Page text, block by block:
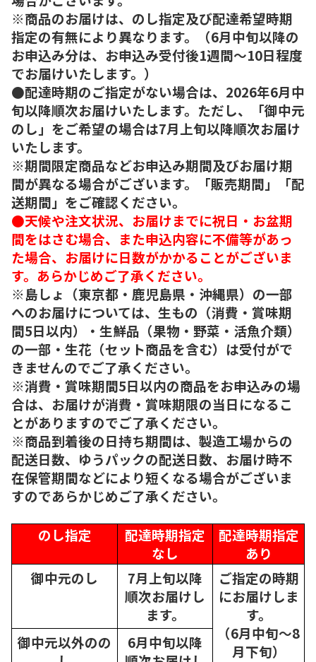
※商品のお届けは、のし指定及び配達希望時期
指定の有無により異なります。（6月中旬以降の
お申込み分は、お申込み受付後1週間～10日程度
でお届けいたします。）
●配達時期のご指定がない場合は、2026年6月中
旬以降順次お届けいたします。ただし、「御中元
のし」をご希望の場合は7月上旬以降順次お届け
いたします。
※期間限定商品などお申込み期間及びお届け期
間が異なる場合がございます。「販売期間」「配
送期間」をご確認ください。
●天候や注文状況、お届けまでに祝日・お盆期
間をはさむ場合、また申込内容に不備等があっ
た場合、お届けに日数がかかることがございま
す。あらかじめご了承ください。
※島しょ（東京都・鹿児島県・沖縄県）の一部
へのお届けについては、生もの（消費・賞味期
間5日以内）・生鮮品（果物・野菜・活魚介類）
の一部・生花（セット商品を含む）は受付がで
きませんのでご了承ください。
※消費・賞味期間5日以内の商品をお申込みの場
合は、お届けが消費・賞味期限の当日になるこ
とがありますのでご了承ください。
※商品到着後の日持ち期間は、製造工場からの
配送日数、ゆうパックの配送日数、お届け時不
在保管期間などにより短くなる場合がございま
すのであらかじめご了承ください。
のし指定
配達時期指定
なし
配達時期指定
あり
御中元のし
7月上旬以降
順次お届けし
ます。
ご指定の時期
にお届けしま
す。
（6月中旬～8
月下旬）
御中元以外のの
6月中旬以降